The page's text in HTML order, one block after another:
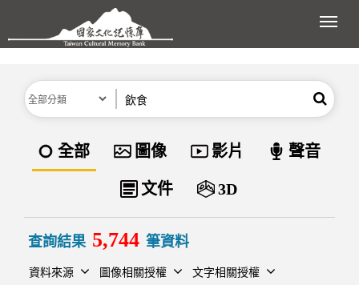
跳到主要內容區塊
展
分類 搜尋
資料類型
全部 圖像 影片 聲音
文件 3D
查詢結果 5,744 筆資料
資料來源 圖像相關授權 文字相關授權